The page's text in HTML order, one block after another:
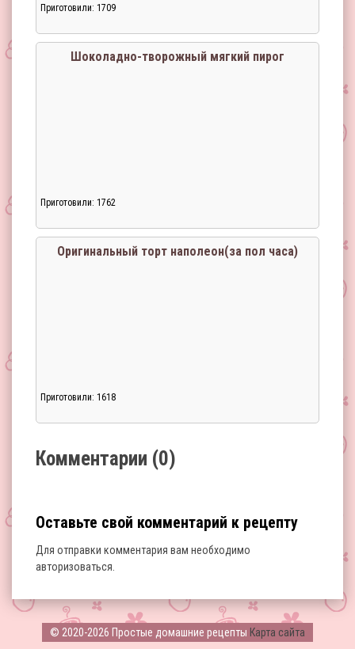
Приготовили: 1709
Загрузка...
Шоколадно-творожный мягкий пирог
Приготовили: 1762
Оригинальный торт наполеон(за пол часа)
Приготовили: 1618
Комментарии (0)
Оставьте свой комментарий к рецепту
Для отправки комментария вам необходимо
авторизоваться
© 2020-2026 Простые домашние рецепты Карта сайта